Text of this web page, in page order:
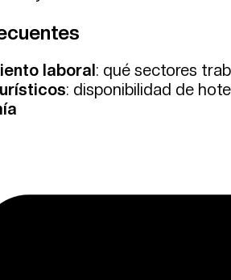
laboral: qué sectores
: disponibilidad de